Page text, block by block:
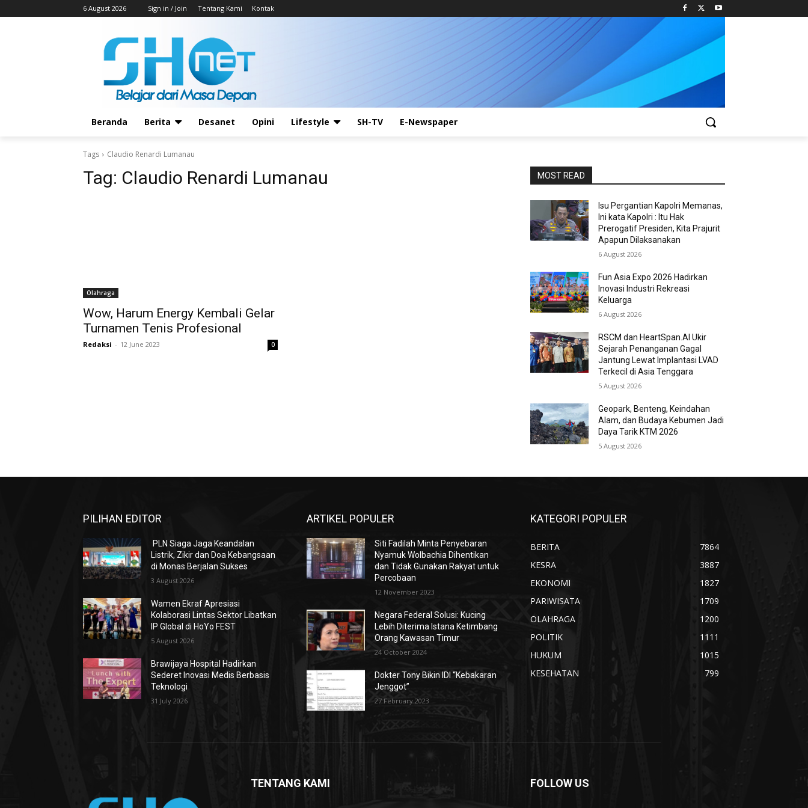
6 August 2026 Sign in / Join Tentang Kami Kontak
Beranda Berita Desanet Opini Lifestyle SH-TV E-Newspaper
Tags Claudio Renardi Lumanau
Tag: Claudio Renardi Lumanau
Olahraga
Wow, Harum Energy Kembali Gelar
Turnamen Tenis Profesional
Redaksi - 12 June 2023 0
MOST READ
Isu Pergantian Kapolri Memanas,
Ini kata Kapolri : Itu Hak
Prerogatif Presiden, Kita Prajurit
Apapun Dilaksanakan
6 August 2026
Fun Asia Expo 2026 Hadirkan
Inovasi Industri Rekreasi
Keluarga
6 August 2026
RSCM dan HeartSpan.AI Ukir
Sejarah Penanganan Gagal
Jantung Lewat Implantasi LVAD
Terkecil di Asia Tenggara
5 August 2026
Geopark, Benteng, Keindahan
Alam, dan Budaya Kebumen Jadi
Daya Tarik KTM 2026
5 August 2026
PILIHAN EDITOR
PLN Siaga Jaga Keandalan
Listrik, Zikir dan Doa Kebangsaan
di Monas Berjalan Sukses
3 August 2026
Wamen Ekraf Apresiasi
Kolaborasi Lintas Sektor Libatkan
IP Global di HoYo FEST
5 August 2026
Brawijaya Hospital Hadirkan
Sederet Inovasi Medis Berbasis
Teknologi
31 July 2026
ARTIKEL POPULER
Siti Fadilah Minta Penyebaran
Nyamuk Wolbachia Dihentikan
dan Tidak Gunakan Rakyat untuk
Percobaan
12 November 2023
Negara Federal Solusi: Kucing
Lebih Diterima Istana Ketimbang
Orang Kawasan Timur
24 October 2024
Dokter Tony Bikin IDI “Kebakaran
Jenggot”
27 February 2023
KATEGORI POPULER
BERITA
7864
KESRA
3887
EKONOMI
1827
PARIWISATA
1709
OLAHRAGA
1200
POLITIK
1111
HUKUM
1015
KESEHATAN
799
TENTANG KAMI FOLLOW US